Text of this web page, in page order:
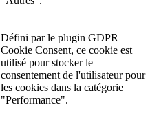
Défini par le plugin GDPR
Cookie Consent, ce cookie est
utilisé pour stocker le
consentement de l'utilisateur pour
les cookies dans la catégorie
"Performance".